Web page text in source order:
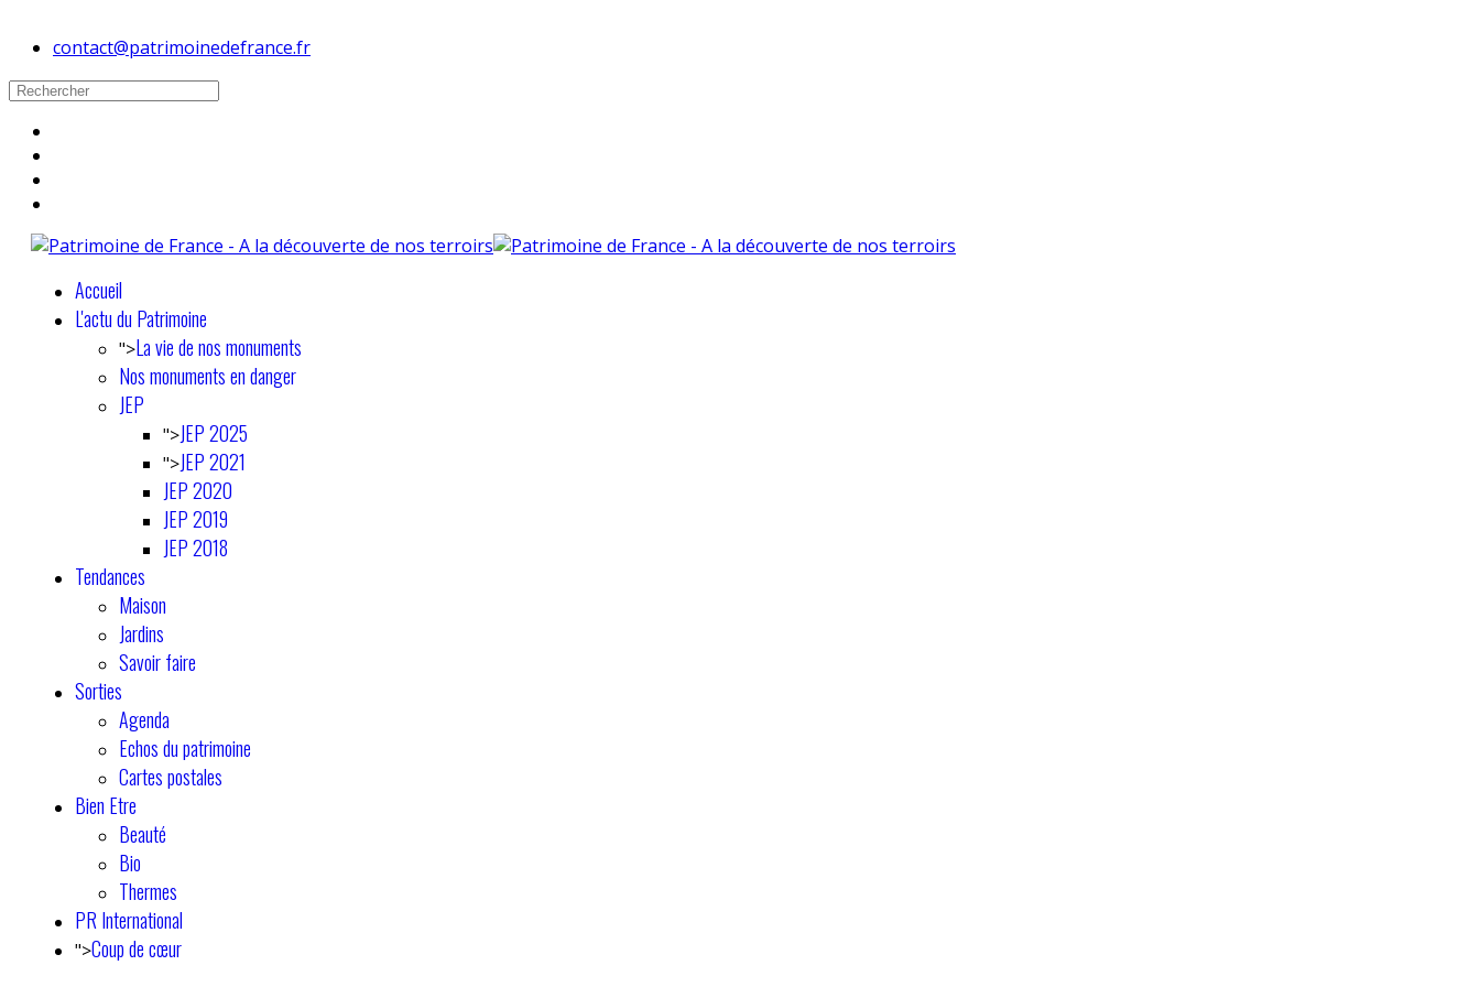
contact@patrimoinedefrance.fr
Accueil
L'actu du Patrimoine
">La vie de nos monuments
Nos monuments en danger
JEP
">JEP 2025
">JEP 2021
JEP 2020
JEP 2019
JEP 2018
Tendances
Maison
Jardins
Savoir faire
Sorties
Agenda
Echos du patrimoine
Cartes postales
Bien Etre
Beauté
Bio
Thermes
PR International
">Coup de cœur